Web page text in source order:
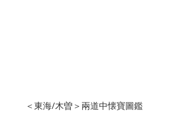
＜東海/木曽＞兩道中懐寶圖鑑